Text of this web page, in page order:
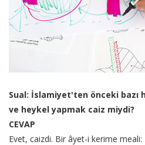
Sual: İslamiyet'ten önceki bazı
ve heykel yapmak caiz miydi?
CEVAP
Evet, caizdi. Bir âyet-i kerime meali: